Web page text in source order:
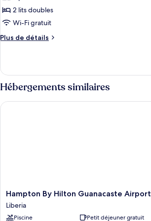
Double
vue
jardin
photos
pour
ce
chambre :
Chambre
2 lits doubles
Wi-Fi gratuit
Plus de détails
Plus
le
type
de
chambre
Chambre
Hébergements similaires
Hampton
By
Hilton
Guanacaste
Hampton By Hilton Guanacaste Airport
Liberia
Piscine Petit déjeuner gratuit
Hampton By Hilton Guanacaste Airport